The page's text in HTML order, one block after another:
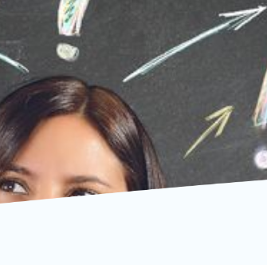
mudah digunakan,
dengan mudah.
rekening dapat
dan cepat.
Promo
promosi dan tingkatkan penjualan
mudah tanpa pengaturan teknis.
Partner
Blog
Keamanan